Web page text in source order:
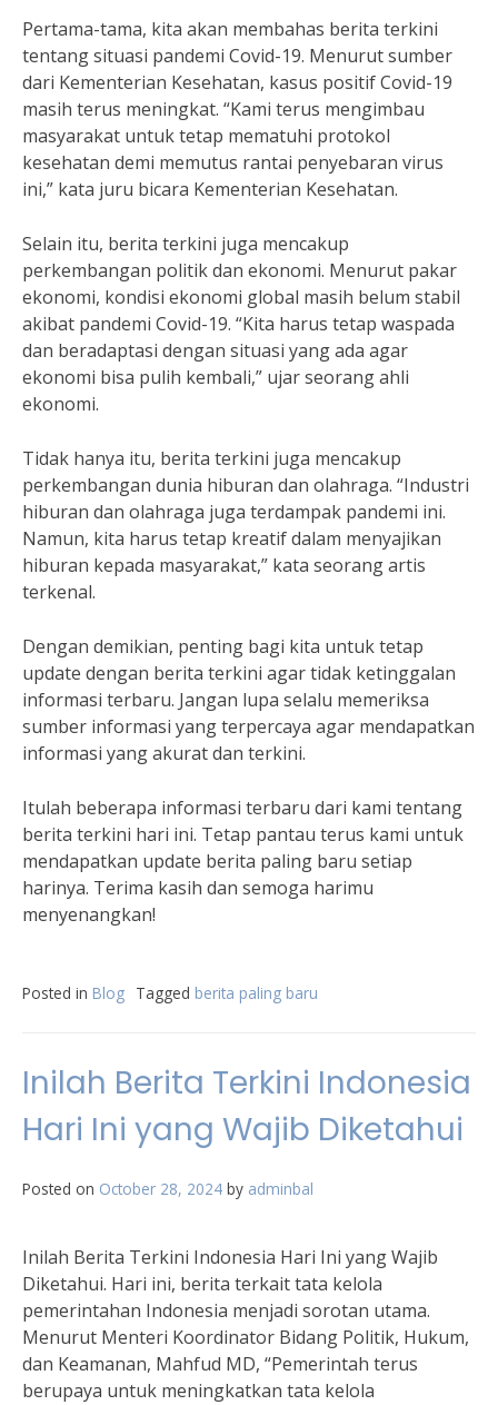
Pertama-tama, kita akan membahas berita terkini
tentang situasi pandemi Covid-19. Menurut sumber
dari Kementerian Kesehatan, kasus positif Covid-19
masih terus meningkat. “Kami terus mengimbau
masyarakat untuk tetap mematuhi protokol
kesehatan demi memutus rantai penyebaran virus
ini,” kata juru bicara Kementerian Kesehatan.
Selain itu, berita terkini juga mencakup
perkembangan politik dan ekonomi. Menurut pakar
ekonomi, kondisi ekonomi global masih belum stabil
akibat pandemi Covid-19. “Kita harus tetap waspada
dan beradaptasi dengan situasi yang ada agar
ekonomi bisa pulih kembali,” ujar seorang ahli
ekonomi.
Tidak hanya itu, berita terkini juga mencakup
perkembangan dunia hiburan dan olahraga. “Industri
hiburan dan olahraga juga terdampak pandemi ini.
Namun, kita harus tetap kreatif dalam menyajikan
hiburan kepada masyarakat,” kata seorang artis
terkenal.
Dengan demikian, penting bagi kita untuk tetap
update dengan berita terkini agar tidak ketinggalan
informasi terbaru. Jangan lupa selalu memeriksa
sumber informasi yang terpercaya agar mendapatkan
informasi yang akurat dan terkini.
Itulah beberapa informasi terbaru dari kami tentang
berita terkini hari ini. Tetap pantau terus kami untuk
mendapatkan update berita paling baru setiap
harinya. Terima kasih dan semoga harimu
menyenangkan!
Posted in Blog Tagged berita paling baru
Inilah Berita Terkini Indonesia
Hari Ini yang Wajib Diketahui
Posted on October 28, 2024 by adminbal
Inilah Berita Terkini Indonesia Hari Ini yang Wajib
Diketahui. Hari ini, berita terkait tata kelola
pemerintahan Indonesia menjadi sorotan utama.
Menurut Menteri Koordinator Bidang Politik, Hukum,
dan Keamanan, Mahfud MD, “Pemerintah terus
berupaya untuk meningkatkan tata kelola